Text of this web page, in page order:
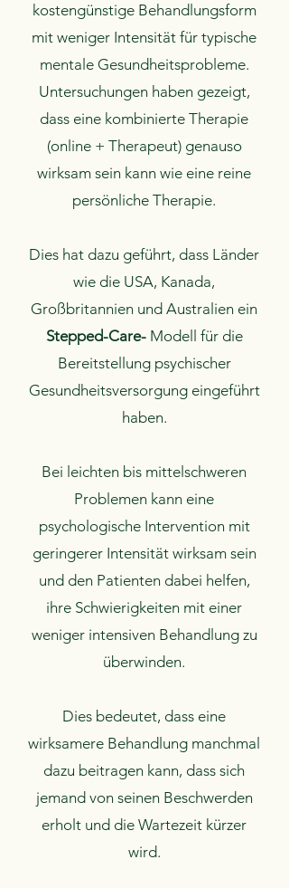
kostengünstige Behandlungsform
mit weniger Intensität für typische
mentale Gesundheitsprobleme.
Untersuchungen haben gezeigt,
dass eine kombinierte Therapie
(online + Therapeut) genauso
wirksam sein kann wie eine reine
persönliche Therapie.
Dies hat dazu geführt, dass Länder
wie die USA, Kanada,
Großbritannien und Australien ein
Stepped-Care- Modell für die
Bereitstellung psychischer
Gesundheitsversorgung eingeführt
haben.
Bei leichten bis mittelschweren
Problemen kann eine
psychologische Intervention mit
geringerer Intensität wirksam sein
und den Patienten dabei helfen,
ihre Schwierigkeiten mit einer
weniger intensiven Behandlung zu
überwinden.
Dies bedeutet, dass eine
wirksamere Behandlung manchmal
dazu beitragen kann, dass sich
jemand von seinen Beschwerden
erholt und die Wartezeit kürzer
wird.